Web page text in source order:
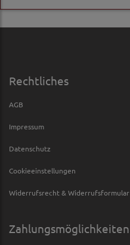
Rechtliches
AGB
Impressum
Datenschutz
Cookieeinstellungen
Widerrufsrecht & Widerrufsformular
Zahlungsmöglichkeiten